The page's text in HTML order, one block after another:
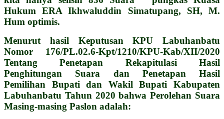
Hukum ERA Ikhwaluddin Simatupang, SH, M.
Hum optimis.
Menurut hasil Keputusan KPU Labuhanbatu
Nomor 176/PL.02.6-Kpt/1210/KPU-Kab/XII/2020
Tentang Penetapan Rekapitulasi Hasil
Penghitungan Suara dan Penetapan Hasil
Pemilihan Bupati dan Wakil Bupati Kabupaten
Labuhanbatu Tahun 2020 bahwa Perolehan Suara
Masing-masing Paslon adalah: